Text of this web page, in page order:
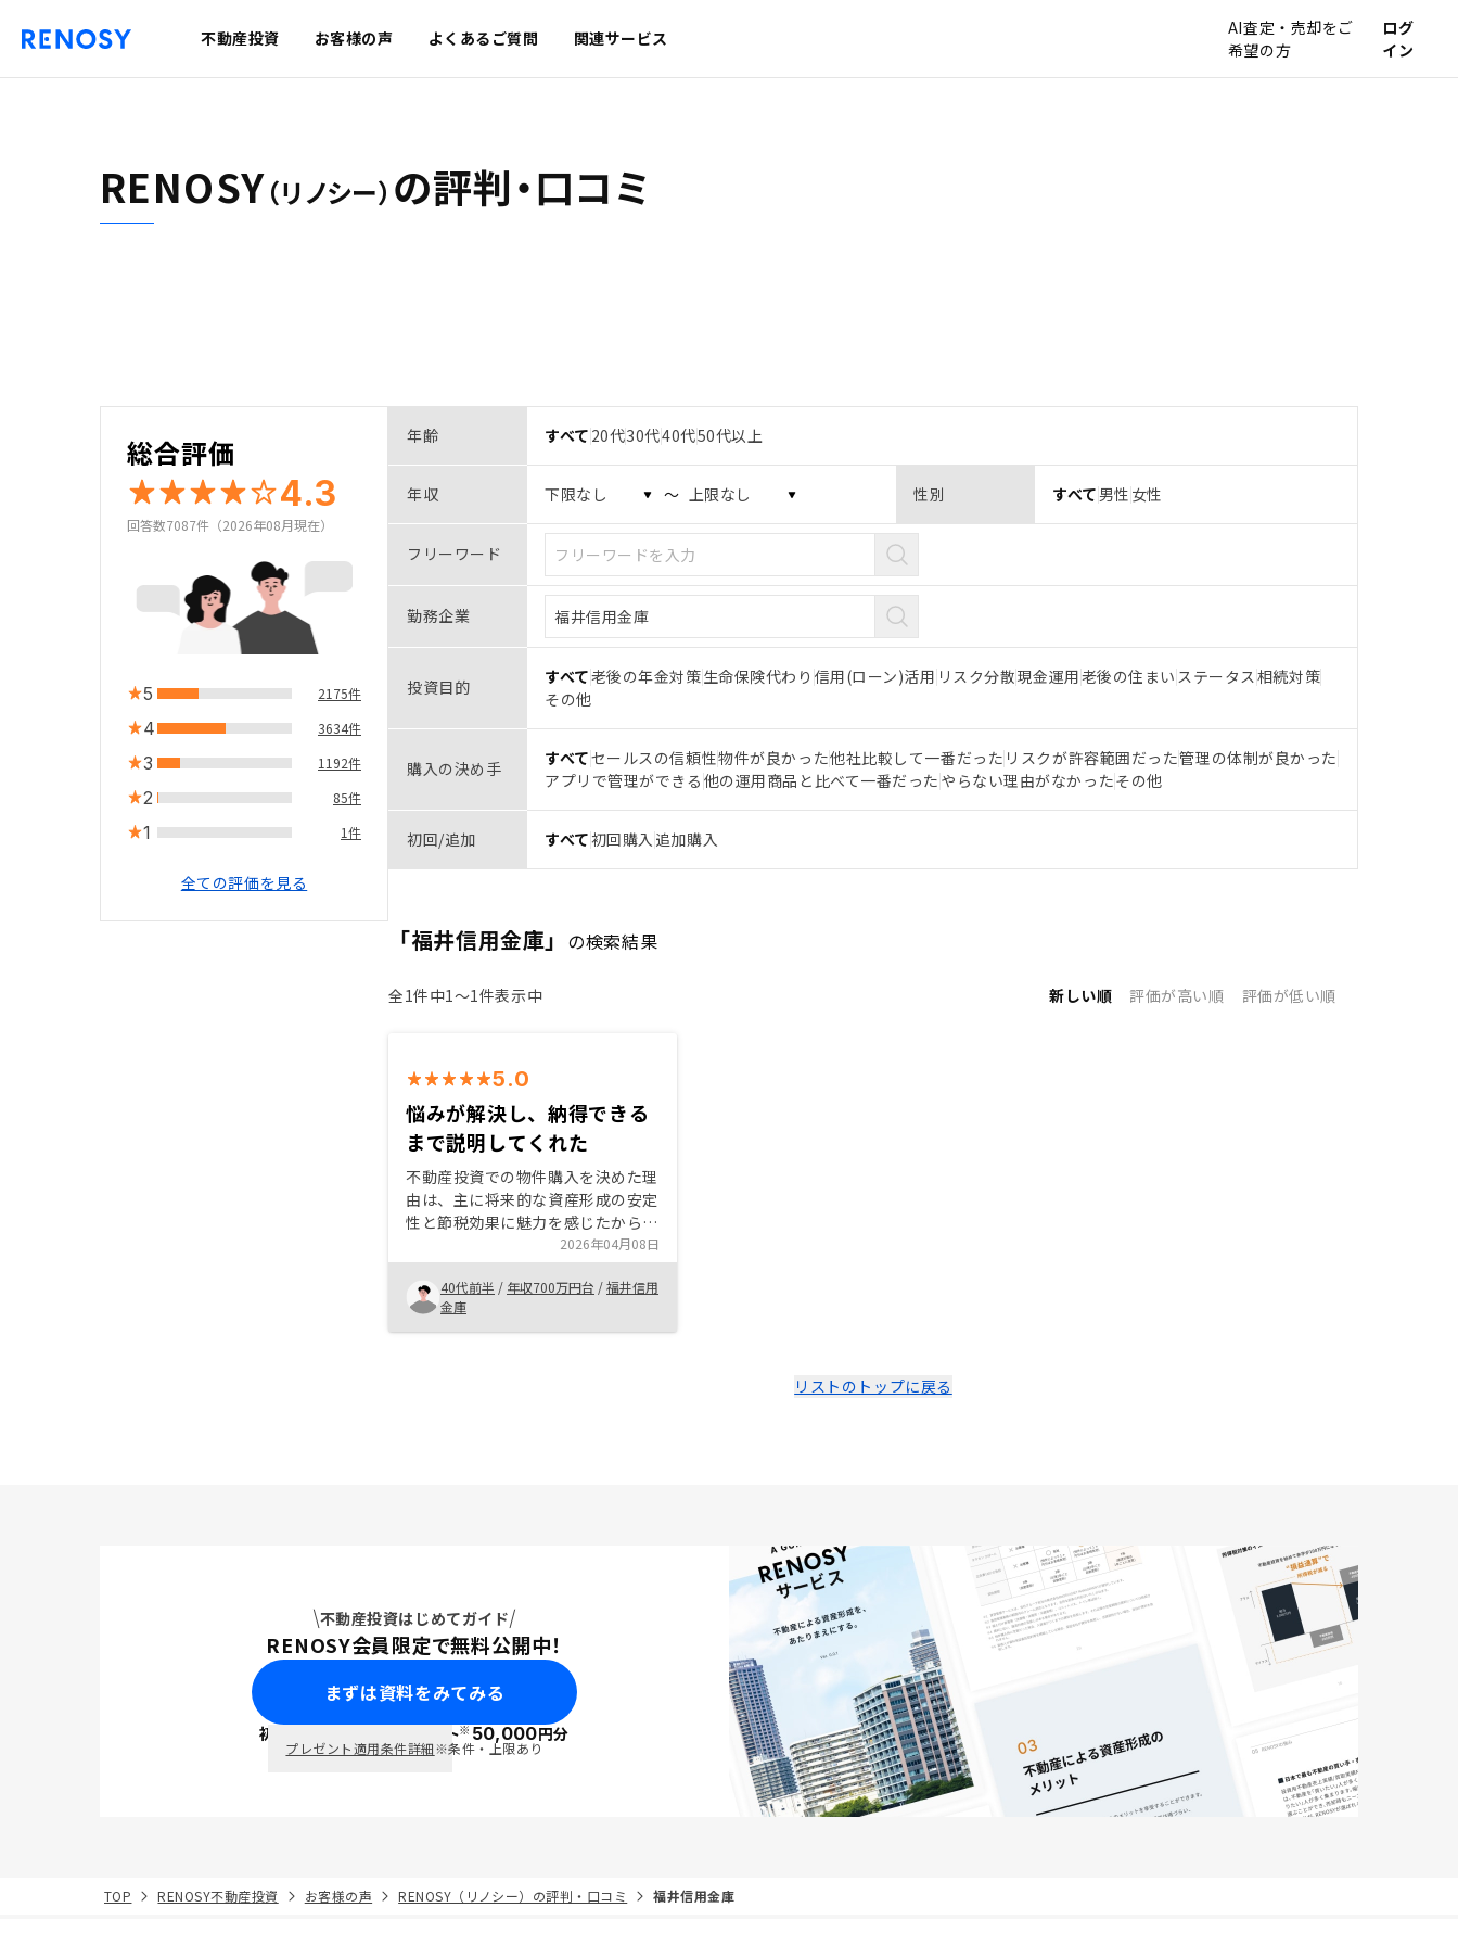
不動産投資 お客様の声 よくあるご質問 関連サービス
AI査定・売却をご
希望の方
ログ
イン
RENOSY（リノシー） の評判・口コミ
総合評価
4.3
回答数7087件（2026年08月現在）
5 2175件
4 3634件
3 1192件
2 85件
1 1件
全ての評価を見る
年齢 すべて 20代30代40代50代以上
年収 〜 性別 すべて 男性 女性
フリーワード
勤務企業
投資目的 すべて老後の年金対策生命保険代わり 信用(ローン)活用 リスク分散現金運用老後の住まい ステータス相続対策
その他
購入の決め手 すべてセールスの信頼性物件が良かった他社比較して一番だった リスクが許容範囲だった管理の体制が良かった
アプリで管理ができる 他の運用商品と比べて一番だった やらない理由がなかったその他
初回/追加 すべて初回購入 追加購入
「福井信用金庫」 の検索結果
全1件中1〜1件表示中 新しい順 評価が高い順 評価が低い順
5.0
悩みが解決し、納得できる
まで説明してくれた
不動産投資での物件購入を決めた理
由は、主に将来的な資産形成の安定
性と節税効果に魅力を感じたからで
す。 現在の低金利環境を活かして
レバレッジを効かせることで、自己
資金以上の資産を運用できる点は、
他の投資信託や株式投資にはない大
きなメリットだと判断しました。ま
的であると考え、今回の購入に至り
ました。
2026年04月08日
40代前半 / 年収700万円台 /福井信用
金庫
リストのトップに戻る
不動産投資はじめてガイド
RENOSY会員限定で無料公開中！
まずは資料をみてみる
初回面談で ポイント※50,000円分
プレゼント適用条件詳細※条件・上限あり
TOP RENOSY不動産投資 お客様の声 RENOSY（リノシー）の評判・口コミ 福井信用金庫